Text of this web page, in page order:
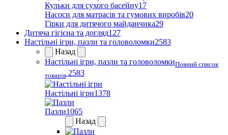
Кульки для сухого басейну17
Насоси для матрасів та гумових виробів20
Гірки для дитячого майданчика29
Дитяча гігієна та догляд127
Настільні ігри, пазли та головоломки2583
Назад
Настільні ігри, пазли та головоломкиПовний список
товарів 2583
Настільні ігри1378
Пазли1065
Назад